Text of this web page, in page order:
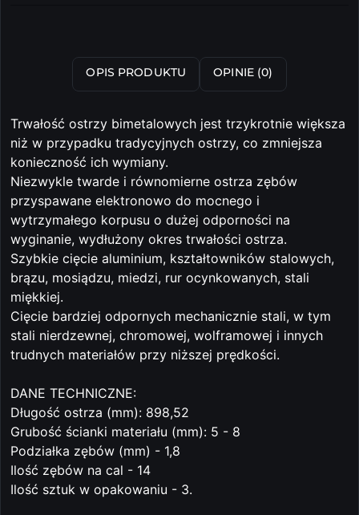
OPIS PRODUKTU OPINIE (0)
Trwałość ostrzy bimetalowych jest trzykrotnie większa
niż w przypadku tradycyjnych ostrzy, co zmniejsza
konieczność ich wymiany.
Niezwykle twarde i równomierne ostrza zębów
przyspawane elektronowo do mocnego i
wytrzymałego korpusu o dużej odporności na
wyginanie, wydłużony okres trwałości ostrza.
Szybkie cięcie aluminium, kształtowników stalowych,
brązu, mosiądzu, miedzi, rur ocynkowanych, stali
miękkiej.
Cięcie bardziej odpornych mechanicznie stali, w tym
stali nierdzewnej, chromowej, wolframowej i innych
trudnych materiałów przy niższej prędkości.
DANE TECHNICZNE:
Długość ostrza (mm): 898,52
Grubość ścianki materiału (mm): 5 - 8
Podziałka zębów (mm) - 1,8
Ilość zębów na cal - 14
Ilość sztuk w opakowaniu - 3.